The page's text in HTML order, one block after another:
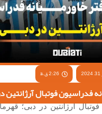
2:26 ق.ظ
فدراسیون فوتبال آرژانتین
آرژانتین در دبی؛